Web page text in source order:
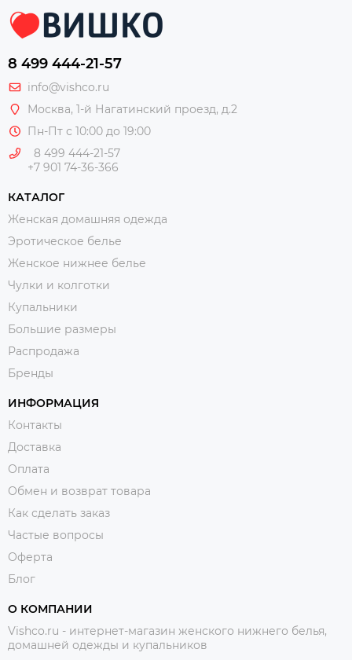
8 499 444-21-57
info@vishco.ru
Москва, 1-й Нагатинский проезд, д.2
Пн-Пт с 10:00 до 19:00
8 499 444-21-57
+7 901 74-36-366
КАТАЛОГ
Женская домашняя одежда
Эротическое белье
Женское нижнее белье
Чулки и колготки
Купальники
Большие размеры
Распродажа
Бренды
ИНФОРМАЦИЯ
Контакты
Доставка
Оплата
Обмен и возврат товара
Как сделать заказ
Частые вопросы
Оферта
Блог
О КОМПАНИИ
Vishco.ru - интернет-магазин женского нижнего белья,
домашней одежды и купальников